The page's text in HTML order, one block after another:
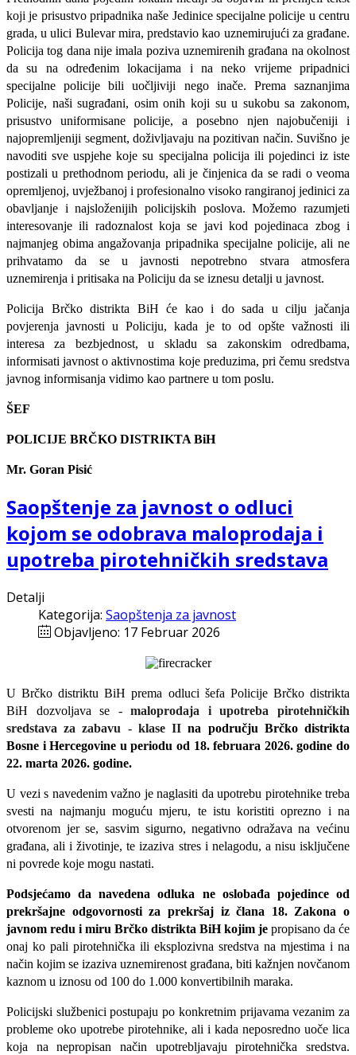
koji je prisustvo pripadnika naše Jedinice specijalne policije u centru
grada, u ulici Bulevar mira, predstavio kao uznemirujući za građane.
Policija tog dana nije imala poziva uznemirenih građana na okolnost
da su na određenim lokacijama i na neko vrijeme pripadnici
specijalne policije bili uočljiviji nego inače. Prema saznanjima
Policije, naši sugrađani, osim onih koji su u sukobu sa zakonom,
prisustvo uniformisane policije, a posebno njen najobučeniji i
najopremljeniji segment, doživljavaju na pozitivan način. Suvišno je
navoditi sve uspjehe koje su specijalna policija ili pojedinci iz iste
postizali u prethodnom periodu, ali je činjenica da se radi o veoma
opremljenoj, uvježbanoj i profesionalno visoko rangiranoj jedinici za
obavljanje i najsloženijih policijskih poslova. Možemo razumjeti
interesovanje ili radoznalost koja se javi kod pojedinaca zbog i
najmanjeg obima angažovanja pripadnika specijalne policije, ali ne
prihvatamo da se u javnosti nepotrebno stvara atmosfera
uznemirenja i pritisaka na Policiju da se iznesu detalji u javnost.
Policija Brčko distrikta BiH će kao i do sada u cilju jačanja
povjerenja javnosti u Policiju, kada je to od opšte važnosti ili
interesa za bezbjednost, u skladu sa zakonskim odredbama,
informisati javnost o aktivnostima koje preduzima, pri čemu sredstva
javnog informisanja vidimo kao partnere u tom poslu.
ŠEF
POLICIJE BRČKO DISTRIKTA BiH
Mr. Goran Pisić
Saopštenje za javnost o odluci
kojom se odobrava maloprodaja i
upotreba pirotehničkih sredstava
Detalji
Kategorija: Saopštenja za javnost
Objavljeno: 17 Februar 2026
U Brčko distriktu BiH prema odluci šefa Policije Brčko distrikta
BiH dozvoljavase -maloprodaja i upotreba pirotehničkih
sredstava za zabavu - klase IIna području Brčko distrikta
Bosne i Hercegovine u periodu od 18. februara 2026. godine do
22. marta 2026. godine.
U vezi s navedenim važno je naglasiti da upotrebu pirotehnike treba
svesti na najmanju moguću mjeru, te istu koristiti oprezno i na
otvorenom jer se, sasvim sigurno, negativno odražava na većinu
građana, ali i životinje, te izaziva stres i nelagodu, a nisu isključene
ni povrede koje mogu nastati.
Podsjećamo da navedena odluka ne oslobađa pojedince od
prekršajne odgovornosti za prekršaj iz člana 18. Zakona o
javnom redu i miru Brčko distrikta BiH kojim je propisano da će
onaj ko pali pirotehnička ili eksplozivna sredstva na mjestima i na
način kojim se izaziva uznemirenost građana, biti kažnjen novčanom
kaznom u iznosu od 100 do 1.000 konvertibilnih maraka.
Policijski službenici postupaju po konkretnim prijavama vezanim za
probleme oko upotrebe pirotehnike, ali i kada neposredno uoče lica
koja na nepropisan način upotrebljavaju pirotehnička sredstva.